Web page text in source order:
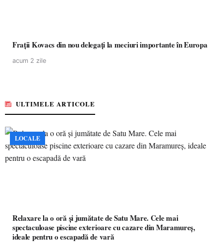
Frații Kovacs din nou delegați la meciuri importante în Europa
acum 2 zile
ULTIMELE ARTICOLE
LOCALE
Relaxare la o oră și jumătate de Satu Mare. Cele mai
spectaculoase piscine exterioare cu cazare din Maramureș,
ideale pentru o escapadă de vară